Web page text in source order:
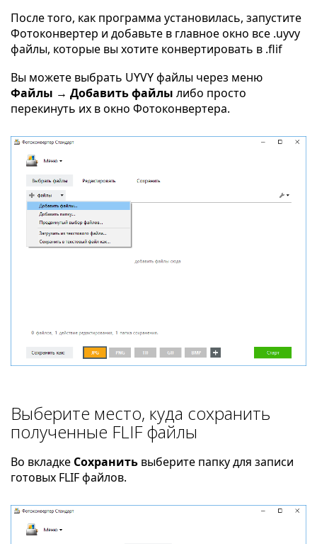
После того, как программа установилась, запустите
Фотоконвертер и добавьте в главное окно все .uyvy
файлы, которые вы хотите конвертировать в .flif
Вы можете выбрать UYVY файлы через меню
Файлы → Добавить файлы либо просто
перекинуть их в окно Фотоконвертера.
Выберите место, куда сохранить
полученные FLIF файлы
Во вкладке Сохранить выберите папку для записи
готовых FLIF файлов.